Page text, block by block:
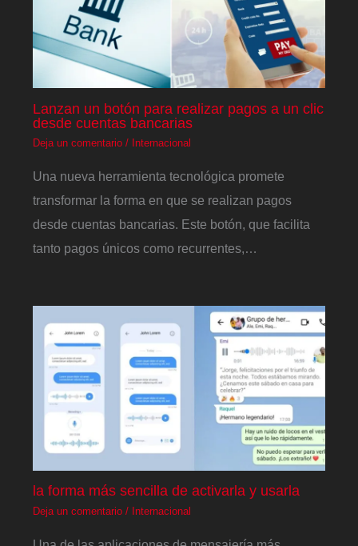
Lanzan un botón para realizar pagos a un clic
desde cuentas bancarias
Deja un comentario / Internacional
Una nueva herramienta tecnológica promete
transformar la forma en que se realizan pagos
desde cuentas bancarias. Este botón, que facilita
tanto pagos únicos como recurrentes,…
la forma más sencilla de activarla y usarla
Deja un comentario / Internacional